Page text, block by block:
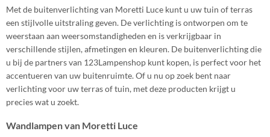
Met de buitenverlichting van Moretti Luce kunt u uw tuin of terras
een stijlvolle uitstraling geven. De verlichting is ontworpen om te
weerstaan aan weersomstandigheden en is verkrijgbaar in
verschillende stijlen, afmetingen en kleuren. De buitenverlichting die
u bij de partners van 123Lampenshop kunt kopen, is perfect voor het
accentueren van uw buitenruimte. Of u nu op zoek bent naar
verlichting voor uw terras of tuin, met deze producten krijgt u
precies wat u zoekt.
Wandlampen van Moretti Luce